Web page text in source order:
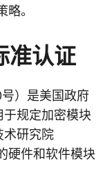
。
准认证
）是美国政府
规定加密模块
术研究院
硬件和软件模块